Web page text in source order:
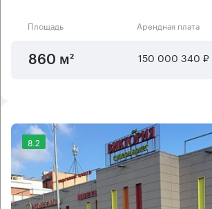
Площадь Арендная плата
860 м² 150 000 340 ₽
8.2